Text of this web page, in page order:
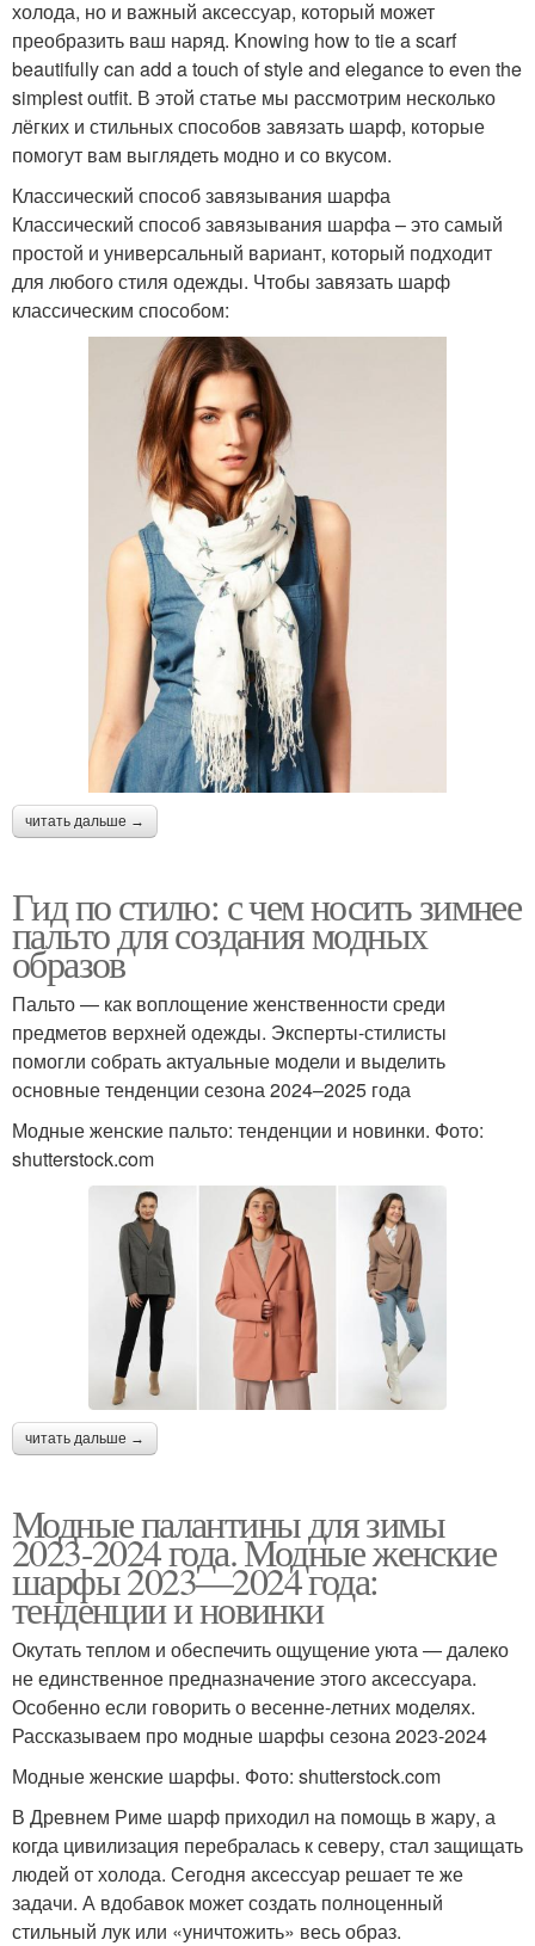
холода, но и важный аксессуар, который может
преобразить ваш наряд. Knowing how to tie a scarf
beautifully can add a touch of style and elegance to even the
simplest outfit. В этой статье мы рассмотрим несколько
лёгких и стильных способов завязать шарф, которые
помогут вам выглядеть модно и со вкусом.
Классический способ завязывания шарфа
Классический способ завязывания шарфа – это самый
простой и универсальный вариант, который подходит
для любого стиля одежды. Чтобы завязать шарф
классическим способом:
читать дальше →
Гид по стилю: с чем носить зимнее
пальто для создания модных
образов
Пальто — как воплощение женственности среди
предметов верхней одежды. Эксперты-стилисты
помогли собрать актуальные модели и выделить
основные тенденции сезона 2024–2025 года
Модные женские пальто: тенденции и новинки. Фото:
shutterstock.com
читать дальше →
Модные палантины для зимы
2023-2024 года. Модные женские
шарфы 2023—2024 года:
тенденции и новинки
Окутать теплом и обеспечить ощущение уюта — далеко
не единственное предназначение этого аксессуара.
Особенно если говорить о весенне-летних моделях.
Рассказываем про модные шарфы сезона 2023-2024
Модные женские шарфы. Фото: shutterstock.com
В Древнем Риме шарф приходил на помощь в жару, а
когда цивилизация перебралась к северу, стал защищать
людей от холода. Сегодня аксессуар решает те же
задачи. А вдобавок может создать полноценный
стильный лук или «уничтожить» весь образ.